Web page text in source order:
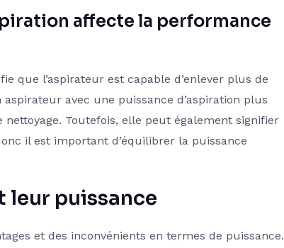
affecte la performance
que l’aspirateur est capable d’enlever plus de
avec une puissance d’aspiration plus
Toutefois, elle peut également signifier
il est important d’équilibrer la puissance
leur puissance
et des inconvénients en termes de puissance.